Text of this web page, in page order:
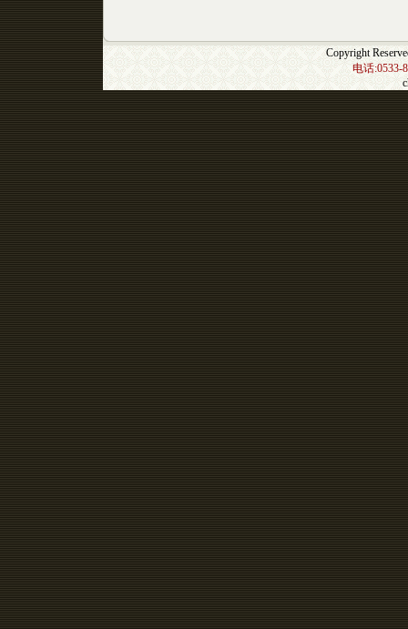
Copyright
电话:0533-